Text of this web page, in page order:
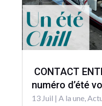
CONTACT
numéro d’été
13 Juil | A la une,